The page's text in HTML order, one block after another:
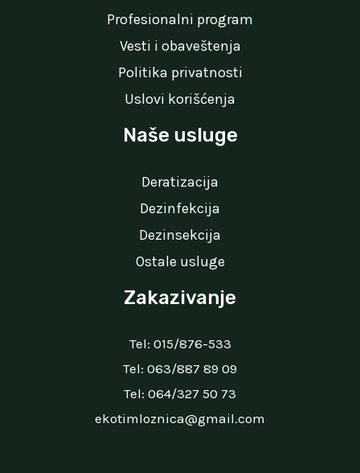
Profesionalni program
Vesti i obaveštenja
Politika privatnosti
Uslovi korišćenja
Naše usluge
Deratizacija
Dezinfekcija
Dezinsekcija
Ostale usluge
Zakazivanje
Tel: 015/876-533
Tel: 063/887 89 09
Tel: 064/327 50 73
ekotimloznica@gmail.com